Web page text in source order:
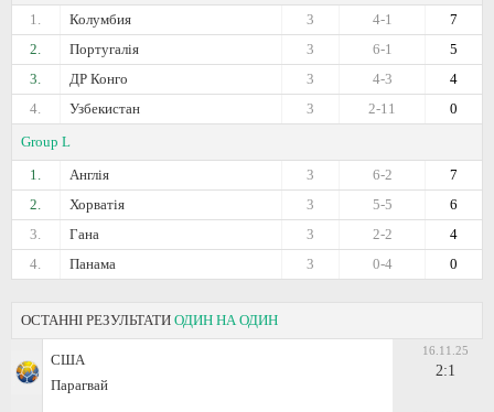
1.
Колумбия 7
4-1
3
2.
Португалія 5
6-1
3
3.
ДР Конго 4
4-3
3
4.
Узбекистан 0
2-11
3
Group L
1.
Англія 7
6-2
3
2.
Хорватія 6
5-5
3
3.
Гана 4
2-2
3
4.
Панама 0
0-4
3
ОСТАННІ РЕЗУЛЬТАТИ ОДИН НА ОДИН
США
Парагвай
16.11.25
2:1